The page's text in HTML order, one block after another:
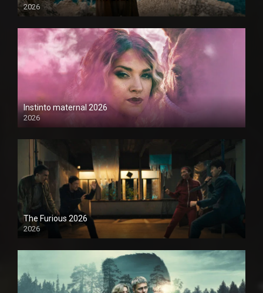
2026
1080P
Instinto maternal 2026
2026
1080P
The Furious 2026
2026
1080P